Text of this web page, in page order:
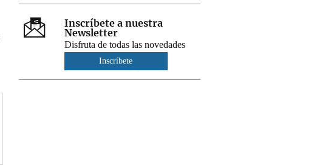
Inscríbete a nuestra
Newsletter
Disfruta de todas las novedades
Inscríbete